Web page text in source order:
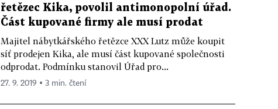
řetězec Kika, povolil antimonopolní úřad.
Část kupované firmy ale musí prodat
Majitel nábytkářského řetězce XXX Lutz může koupit
síť prodejen Kika, ale musí část kupované společnosti
odprodat. Podmínku stanovil Úřad pro...
27. 9. 2019 ▪ 3 min. čtení